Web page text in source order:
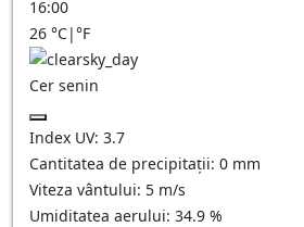
16:00
26 °C|°F
Cer senin
Index UV: 3.7
Cantitatea de precipitații: 0 mm
Viteza vântului: 5 m/s
Umiditatea aerului: 34.9 %